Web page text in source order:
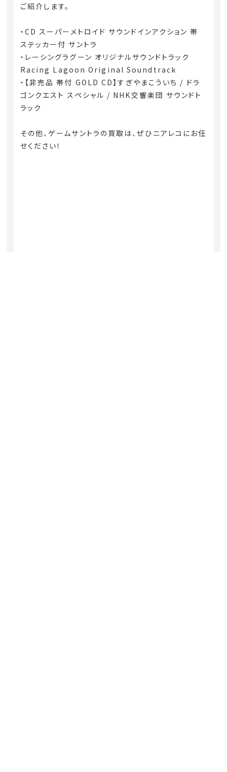
ご紹介します。
・CD スーパーメトロイド サウンドインアクション 帯
ステッカー付 サントラ
・レーシングラグーン オリジナルサウンドトラック
Racing Lagoon Original Soundtrack
・【非売品 帯付 GOLD CD】すぎやまこういち / ドラ
ゴンクエスト スペシャル / NHK交響楽団 サウンドト
ラック
その他、ゲームサントラの買取は、ぜひニアレコにお任
せください！